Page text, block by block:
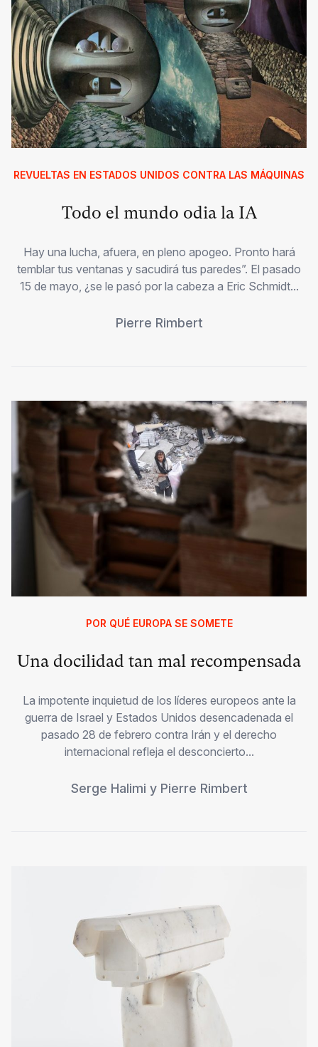
REVUELTAS EN ESTADOS UNIDOS CONTRA LAS MÁQUINAS
Todo el mundo odia la IA
Hay una lucha, afuera, en pleno apogeo. Pronto hará
temblar tus ventanas y sacudirá tus paredes”. El pasado
15 de mayo, ¿se le pasó por la cabeza a Eric Schmidt...
Pierre Rimbert
POR QUÉ EUROPA SE SOMETE
Una docilidad tan mal recompensada
La impotente inquietud de los líderes europeos ante la
guerra de Israel y Estados Unidos desencadenada el
pasado 28 de febrero contra Irán y el derecho
internacional refleja el desconcierto...
Serge Halimi y Pierre Rimbert